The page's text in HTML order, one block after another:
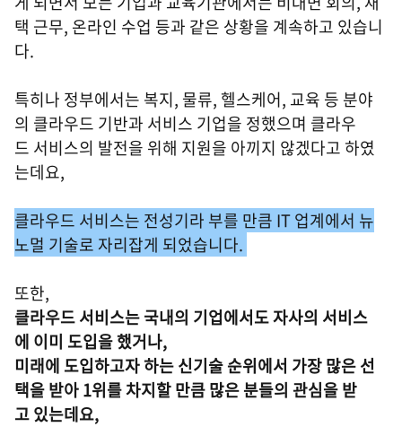
택 근무, 온라인 수업 등과 같은 상황을 계속하고 있습니
다.
특히나 정부에서는 복지, 물류, 헬스케어, 교육 등 분야
의 클라우드 기반과 서비스 기업을 정했으며 클라우
드 서비스의 발전을 위해 지원을 아끼지 않겠다고 하였
는데요,
클라우드 서비스는 전성기라 부를 만큼 IT 업계에서 뉴
노멀 기술로 자리잡게 되었습니다.
또한,
클라우드 서비스는 국내의 기업에서도 자사의 서비스
에 이미 도입을 했거나,
미래에 도입하고자 하는 신기술 순위에서 가장 많은 선
택을 받아 1위를 차지할 만큼 많은 분들의 관심을 받
고 있는데요,